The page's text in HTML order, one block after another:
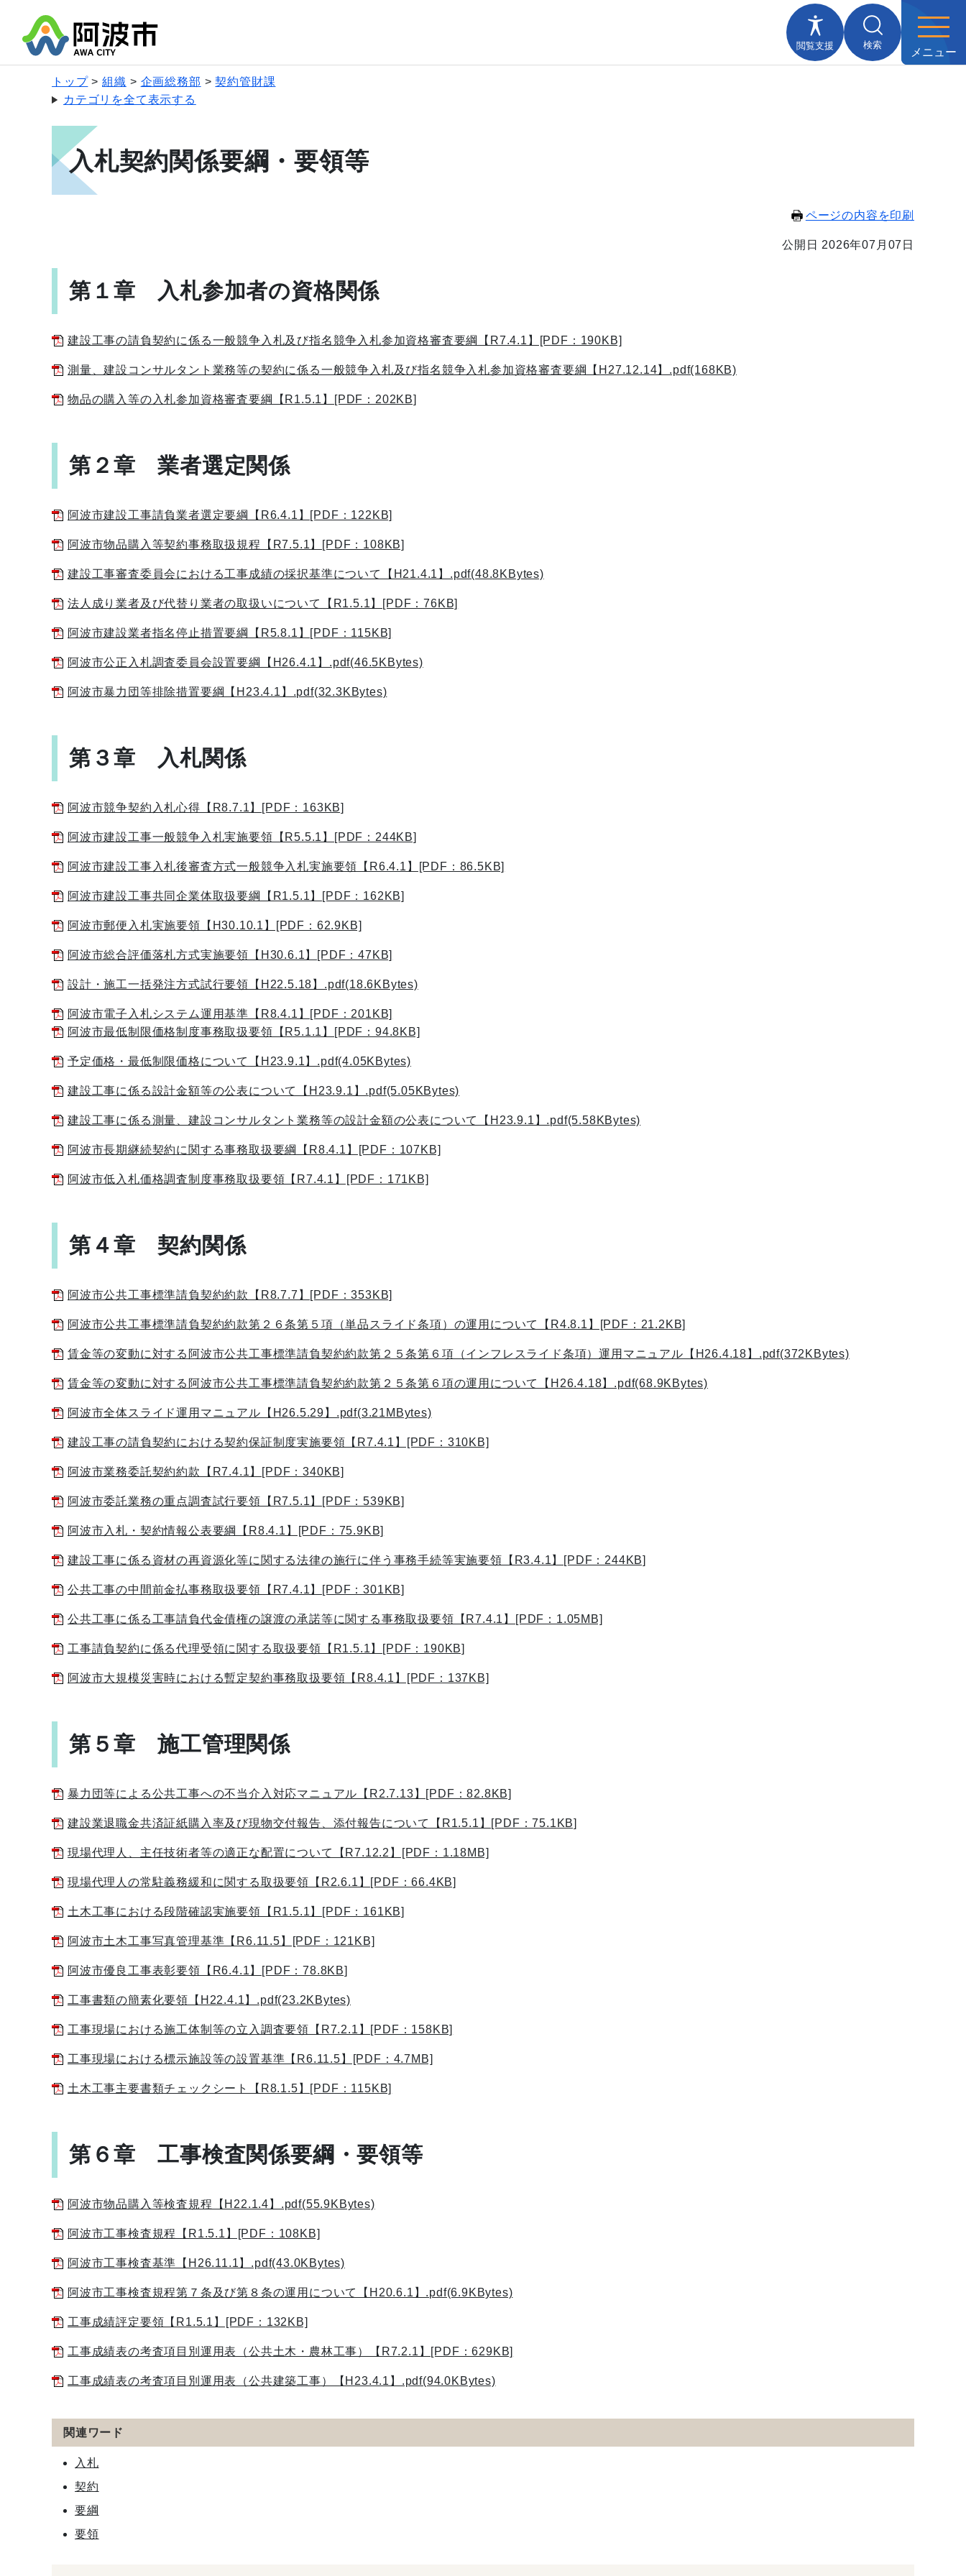
閲覧支援 検索
メニュー
トップ 組織 企画総務部
契約管財課
カテゴリを全て表示する
入札契約関係要綱・要領等
ページの内容を印刷
公開日 2026年07月07日
第１章 入札参加者の資格関係
建設工事の請負契約に係る一般競争入札及び指名競争入札参加資格審査要綱【R7.4.1】[PDF：190KB]
測量、建設コンサルタント業務等の契約に係る一般競争入札及び指名競争入札参加資格審査要綱【H27.12.14】.pdf(168KB)
物品の購入等の入札参加資格審査要綱【R1.5.1】[PDF：202KB]
第２章 業者選定関係
阿波市建設工事請負業者選定要綱【R6.4.1】[PDF：122KB]
阿波市物品購入等契約事務取扱規程【R7.5.1】[PDF：108KB]
建設工事審査委員会における工事成績の採択基準について【H21.4.1】.pdf(48.8KBytes)
法人成り業者及び代替り業者の取扱いについて【R1.5.1】[PDF：76KB]
阿波市建設業者指名停止措置要綱【R5.8.1】[PDF：115KB]
阿波市公正入札調査委員会設置要綱【H26.4.1】.pdf(46.5KBytes)
阿波市暴力団等排除措置要綱【H23.4.1】.pdf(32.3KBytes)
第３章 入札関係
阿波市競争契約入札心得【R8.7.1】[PDF：163KB]
阿波市建設工事一般競争入札実施要領【R5.5.1】[PDF：244KB]
阿波市建設工事入札後審査方式一般競争入札実施要領【R6.4.1】[PDF：86.5KB]
阿波市建設工事共同企業体取扱要綱【R1.5.1】[PDF：162KB]
阿波市郵便入札実施要領【H30.10.1】[PDF：62.9KB]
阿波市総合評価落札方式実施要領【H30.6.1】[PDF：47KB]
設計・施工一括発注方式試行要領【H22.5.18】.pdf(18.6KBytes)
阿波市電子入札システム運用基準【R8.4.1】[PDF：201KB]
阿波市最低制限価格制度事務取扱要領【R5.1.1】[PDF：94.8KB]
予定価格・最低制限価格について【H23.9.1】.pdf(4.05KBytes)
建設工事に係る設計金額等の公表について【H23.9.1】.pdf(5.05KBytes)
建設工事に係る測量、建設コンサルタント業務等の設計金額の公表について【H23.9.1】.pdf(5.58KBytes)
阿波市長期継続契約に関する事務取扱要綱【R8.4.1】[PDF：107KB]
阿波市低入札価格調査制度事務取扱要領【R7.4.1】[PDF：171KB]
第４章 契約関係
阿波市公共工事標準請負契約約款【R8.7.7】[PDF：353KB]
阿波市公共工事標準請負契約約款第２６条第５項（単品スライド条項）の運用について【R4.8.1】[PDF：21.2KB]
賃金等の変動に対する阿波市公共工事標準請負契約約款第２５条第６項（インフレスライド条項）運用マニュアル【H26.4.18】.pdf(372KBytes)
賃金等の変動に対する阿波市公共工事標準請負契約約款第２５条第６項の運用について【H26.4.18】.pdf(68.9KBytes)
阿波市全体スライド運用マニュアル【H26.5.29】.pdf(3.21MBytes)
建設工事の請負契約における契約保証制度実施要領【R7.4.1】[PDF：310KB]
阿波市業務委託契約約款【R7.4.1】[PDF：340KB]
阿波市委託業務の重点調査試行要領【R7.5.1】[PDF：539KB]
阿波市入札・契約情報公表要綱【R8.4.1】[PDF：75.9KB]
建設工事に係る資材の再資源化等に関する法律の施行に伴う事務手続等実施要領【R3.4.1】[PDF：244KB]
公共工事の中間前金払事務取扱要領【R7.4.1】[PDF：301KB]
公共工事に係る工事請負代金債権の譲渡の承諾等に関する事務取扱要領【R7.4.1】[PDF：1.05MB]
工事請負契約に係る代理受領に関する取扱要領【R1.5.1】[PDF：190KB]
阿波市大規模災害時における暫定契約事務取扱要領【R8.4.1】[PDF：137KB]
第５章 施工管理関係
暴力団等による公共工事への不当介入対応マニュアル【R2.7.13】[PDF：82.8KB]
建設業退職金共済証紙購入率及び現物交付報告、添付報告について【R1.5.1】[PDF：75.1KB]
現場代理人、主任技術者等の適正な配置について【R7.12.2】[PDF：1.18MB]
現場代理人の常駐義務緩和に関する取扱要領【R2.6.1】[PDF：66.4KB]
土木工事における段階確認実施要領【R1.5.1】[PDF：161KB]
阿波市土木工事写真管理基準【R6.11.5】[PDF：121KB]
阿波市優良工事表彰要領【R6.4.1】[PDF：78.8KB]
工事書類の簡素化要領【H22.4.1】.pdf(23.2KBytes)
工事現場における施工体制等の立入調査要領【R7.2.1】[PDF：158KB]
工事現場における標示施設等の設置基準【R6.11.5】[PDF：4.7MB]
土木工事主要書類チェックシート【R8.1.5】[PDF：115KB]
第６章 工事検査関係要綱・要領等
阿波市物品購入等検査規程【H22.1.4】.pdf(55.9KBytes)
阿波市工事検査規程【R1.5.1】[PDF：108KB]
阿波市工事検査基準【H26.11.1】.pdf(43.0KBytes)
阿波市工事検査規程第７条及び第８条の運用について【H20.6.1】.pdf(6.9KBytes)
工事成績評定要領【R1.5.1】[PDF：132KB]
工事成績表の考査項目別運用表（公共土木・農林工事）【R7.2.1】[PDF：629KB]
工事成績表の考査項目別運用表（公共建築工事）【H23.4.1】.pdf(94.0KBytes)
関連ワード
入札
契約
要綱
要領